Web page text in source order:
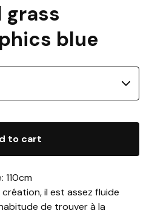
grass
blue
to cart
110cm
il est assez fluide
de trouver à la